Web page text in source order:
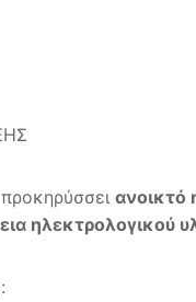
ανοικτό
ηλεκτρολογικού